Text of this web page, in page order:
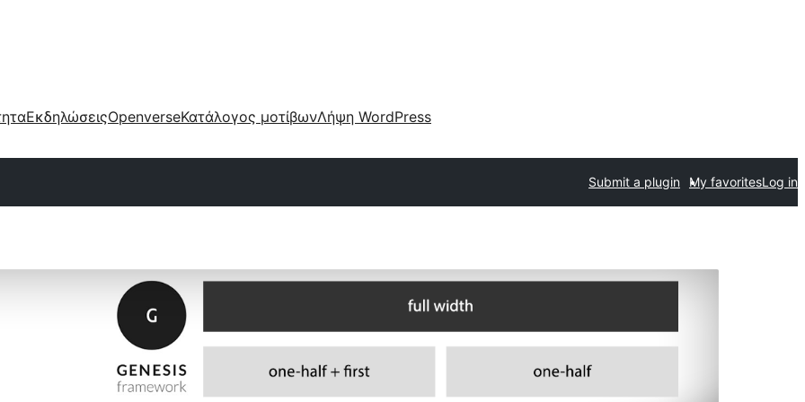
ΕκδηλώσειςOpenverseΚατάλογος μοτίβωνΛήψη WordPress
Submit a plugin My favoritesLog in